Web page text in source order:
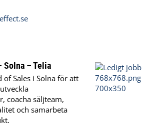
Solna – Telia
of Sales i Solna för att
coacha säljteam,
och samarbeta